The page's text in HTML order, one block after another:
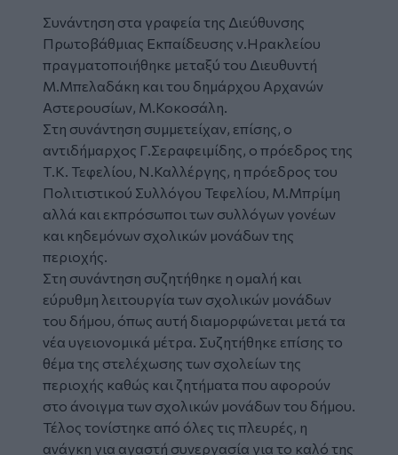
Συνάντηση στα γραφεία της Διεύθυνσης
Πρωτοβάθμιας Εκπαίδευσης ν.Ηρακλείου
πραγματοποιήθηκε μεταξύ του Διευθυντή
Μ.Μπελαδάκη και του δημάρχου Αρχανών
Αστερουσίων, Μ.Κοκοσάλη.
Στη συνάντηση συμμετείχαν, επίσης, ο
αντιδήμαρχος Γ.Σεραφειμίδης, ο πρόεδρος της
Τ.Κ. Τεφελίου, Ν.Καλλέργης, η πρόεδρος του
Πολιτιστικού Συλλόγου Τεφελίου, Μ.Μπρίμη
αλλά και εκπρόσωποι των συλλόγων γονέων
και κηδεμόνων σχολικών μονάδων της
περιοχής.
Στη συνάντηση συζητήθηκε η ομαλή και
εύρυθμη λειτουργία των σχολικών μονάδων
του δήμου, όπως αυτή διαμορφώνεται μετά τα
νέα υγειονομικά μέτρα. Συζητήθηκε επίσης το
θέμα της στελέχωσης των σχολείων της
περιοχής καθώς και ζητήματα που αφορούν
στο άνοιγμα των σχολικών μονάδων του δήμου.
Τέλος τονίστηκε από όλες τις πλευρές, η
ανάγκη για αγαστή συνεργασία για το καλό της